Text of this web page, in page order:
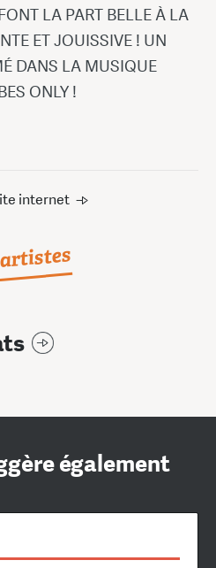
LA PART BELLE À LA
ET JOUISSIVE ! UN
DANS LA MUSIQUE
ONLY !
internet
également